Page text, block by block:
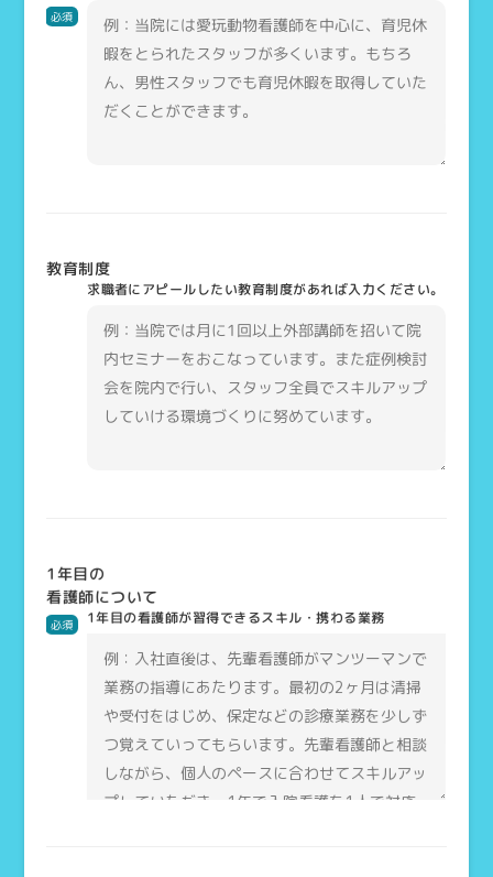
必須
教育制度
求職者にアピールしたい教育制度があれば入力ください。
1年目の
看護師について
必須 1年目の看護師が習得できるスキル・携わる業務